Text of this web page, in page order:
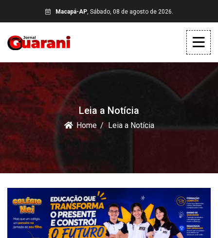
Macapá-AP, Sábado, 08 de agosto de 2026.
Leia a Notícia
Home Leia a Notícia